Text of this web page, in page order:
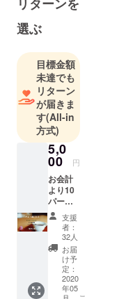
選ぶ
目標金額
未達でも
リターン
が届きま
す(All-in
方式)
5,0
00 円
お会計
より10
パーセ
ント割
引され
る会員
カード
を発行
させて
頂きま
す。 貸
支援
者：
32人
お届
け予
定：
2020
年05